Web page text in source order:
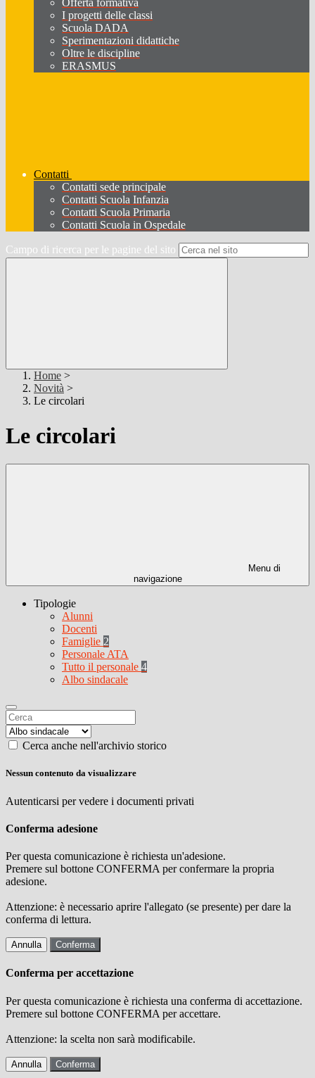
Offerta formativa
I progetti delle classi
Scuola DADA
Sperimentazioni didattiche
Oltre le discipline
ERASMUS
Contatti
Contatti sede principale
Contatti Scuola Infanzia
Contatti Scuola Primaria
Contatti Scuola in Ospedale
Campo di ricerca per le pagine del sito
Home >
Novità >
Le circolari
Le circolari
Menu di
navigazione
Tipologie
Alunni
Docenti
Famiglie 2
Personale ATA
Tutto il personale 4
Albo sindacale
Cerca anche nell'archivio storico
Nessun contenuto da visualizzare
Autenticarsi per vedere i documenti privati
Conferma adesione
Per questa comunicazione è richiesta un'adesione.
Premere sul bottone CONFERMA per confermare la propria
adesione.
Attenzione: è necessario aprire l'allegato (se presente) per dare la
conferma di lettura.
Annulla Conferma
Conferma per accettazione
Per questa comunicazione è richiesta una conferma di accettazione.
Premere sul bottone CONFERMA per accettare.
Attenzione: la scelta non sarà modificabile.
Annulla Conferma